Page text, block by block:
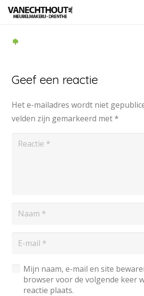
Geef een reactie
Het e-mailadres wordt niet
velden zijn gemarkeerd met*
Mijn naam, e-mail en site
browser voor de volgende keer
reactie plaats.